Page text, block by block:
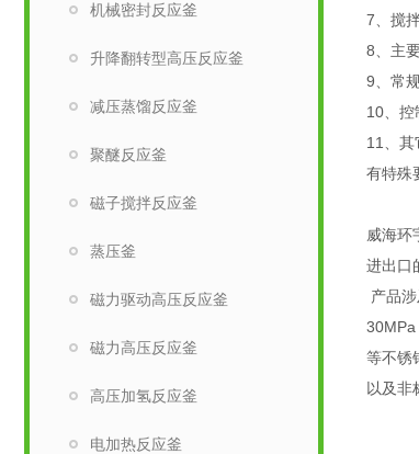
机械密封反应釜
升降翻转型高压反应釜
减压蒸馏反应釜
聚醚反应釜
磁子搅拌反应釜
蒸压釜
磁力驱动高压反应釜
磁力高压反应釜
高压加氢反应釜
电加热反应釜
7、搅
8、主
9、常
10、控
11、其
有特殊
威海环
进出口
产品
30MPa
等不锈
以及非